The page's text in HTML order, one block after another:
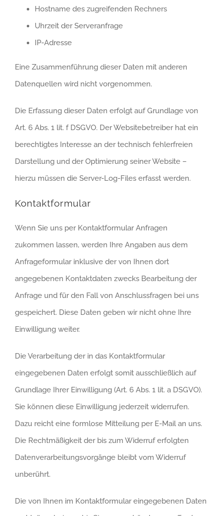
Hostname des zugreifenden Rechners
Uhrzeit der Serveranfrage
IP-Adresse
Eine Zusammenführung dieser Daten mit anderen
Datenquellen wird nicht vorgenommen.
Die Erfassung dieser Daten erfolgt auf Grundlage von
Art. 6 Abs. 1 lit. f DSGVO. Der Websitebetreiber hat ein
berechtigtes Interesse an der technisch fehlerfreien
Darstellung und der Optimierung seiner Website –
hierzu müssen die Server-Log-Files erfasst werden.
Kontaktformular
Wenn Sie uns per Kontaktformular Anfragen
zukommen lassen, werden Ihre Angaben aus dem
Anfrageformular inklusive der von Ihnen dort
angegebenen Kontaktdaten zwecks Bearbeitung der
Anfrage und für den Fall von Anschlussfragen bei uns
gespeichert. Diese Daten geben wir nicht ohne Ihre
Einwilligung weiter.
Die Verarbeitung der in das Kontaktformular
eingegebenen Daten erfolgt somit ausschließlich auf
Grundlage Ihrer Einwilligung (Art. 6 Abs. 1 lit. a DSGVO).
Sie können diese Einwilligung jederzeit widerrufen.
Dazu reicht eine formlose Mitteilung per E-Mail an uns.
Die Rechtmäßigkeit der bis zum Widerruf erfolgten
Datenverarbeitungsvorgänge bleibt vom Widerruf
unberührt.
Die von Ihnen im Kontaktformular eingegebenen Daten